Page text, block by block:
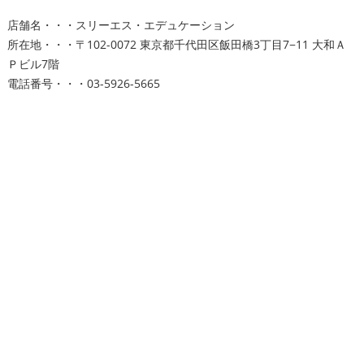
店舗名・・・スリーエス・エデュケーション
所在地・・・〒102-0072 東京都千代田区飯田橋3丁目7−11 大和Ａ
Ｐビル7階
電話番号・・・03-5926-5665